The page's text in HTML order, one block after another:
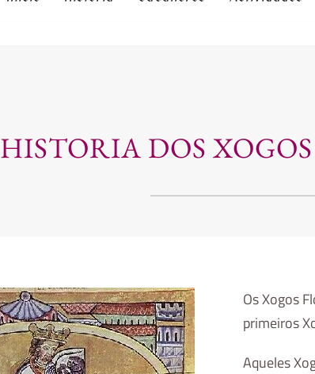
HISTORIA DOS
Os Xogos
primeiros
Aqueles